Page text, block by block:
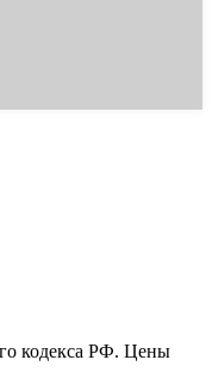
кодекса РФ. Цены